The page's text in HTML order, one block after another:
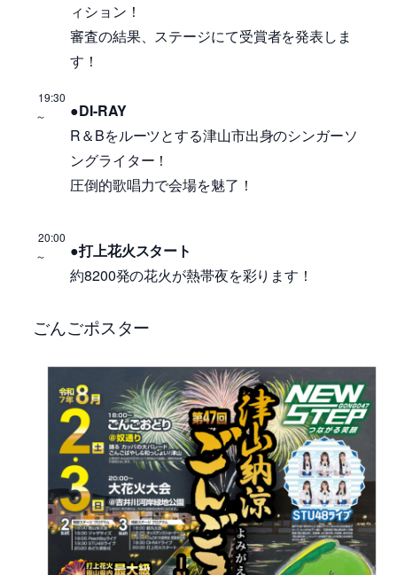
ィション！
審査の結果、ステージにて受賞者を発表しま
す！
19:30
～
●DI-RAY
R＆Bをルーツとする津山市出身のシンガーソ
ングライター！
圧倒的歌唱力で会場を魅了！
20:00
～
●打上花火スタート
約8200発の花火が熱帯夜を彩ります！
ごんごポスター